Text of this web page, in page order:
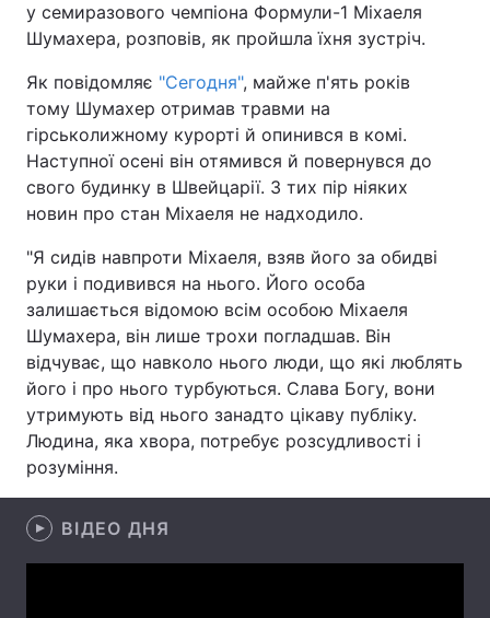
Україна Політика
Економіка Світ
Спорт Наука
Техно і зв'язок Лайт
Зброя Інциденти
Здоров'я Туризм
Цікавинки
Екологія
Лонгріди
у семиразового чемпіона Формули-1 Міхаеля
Шумахера, розповів, як пройшла їхня зустріч.
Як повідомляє "Сегодня", майже п'ять років
тому Шумахер отримав травми на
гірськолижному курорті й опинився в комі.
Наступної осені він отямився й повернувся до
свого будинку в Швейцарії. З тих пір ніяких
новин про стан Міхаеля не надходило.
"Я сидів навпроти Міхаеля, взяв його за обидві
руки і подивився на нього. Його особа
залишається відомою всім особою Міхаеля
Шумахера, він лише трохи погладшав. Він
відчуває, що навколо нього люди, що які люблять
його і про нього турбуються. Слава Богу, вони
утримують від нього занадто цікаву публіку.
Людина, яка хвора, потребує розсудливості і
розуміння.
ВІДЕО ДНЯ